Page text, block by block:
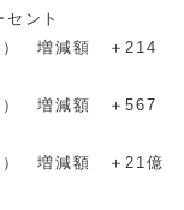
ント
） 増減額 ＋214
） 増減額 ＋567
） 増減額 ＋21億